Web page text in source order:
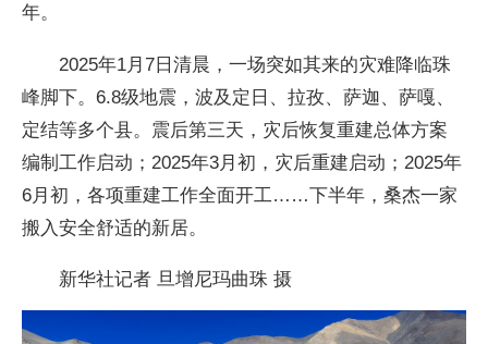
年。
2025年1月7日清晨，一场突如其来的灾难降临珠
峰脚下。6.8级地震，波及定日、拉孜、萨迦、萨嘎、
定结等多个县。震后第三天，灾后恢复重建总体方案
编制工作启动；2025年3月初，灾后重建启动；2025年
6月初，各项重建工作全面开工……下半年，桑杰一家
搬入安全舒适的新居。
新华社记者 旦增尼玛曲珠 摄